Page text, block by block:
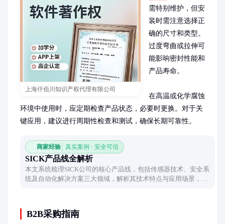
上海仟佰川知识产权代理有限公司
需特别维护，但安
装时需注意选择正
确的尺寸和类型。
过度弯曲或拉伸可
能影响密封性能和
产品寿命。
在高温或化学腐蚀
环境中使用时，应定期检查产品状态，必要时更换。对于关
键应用，建议进行周期性检查和测试，确保长期可靠性。
商家经验 真实案例 · 安全可信
SICK产品线全解析
本文系统梳理SICK公司的核心产品线，包括传感器技术、安全系
统及自动化解决方案三大领域，解析其技术特点与应用场景，帮
B2B采购指南